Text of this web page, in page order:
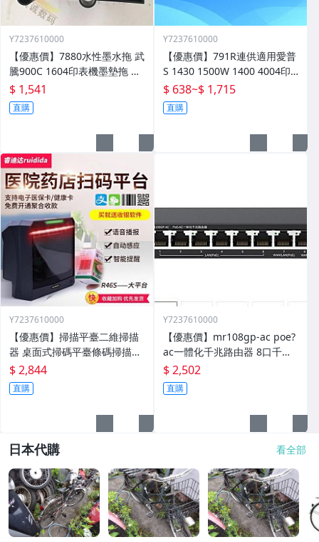
Y7237610000
【優惠價】7880水性墨水拖 武
騰900C 1604印表機墨墊拖 設
備配件 墨水託零件
$ 1,541
直購
Y7237610000
【優惠價】791R連供適用愛普
S 1430 1500W 1400 4004印
表機墨水盒晶片連供
$ 638~$ 1,715
直購
Y7237610000
【優惠價】掃描平臺二維掃描
器 桌面式掃碼平臺條碼掃描器
手機支付超市收銀
$ 2,844
直購
Y7237610000
【優惠價】mr108gp-ac poe?
ac一體化千兆路由器 8口千兆
一體化機 108gp
$ 2,502
直購
日本代購 看全部